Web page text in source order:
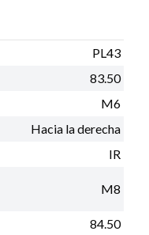
PL43
83.50
M6
Hacia la derecha
IR
M8
84.50